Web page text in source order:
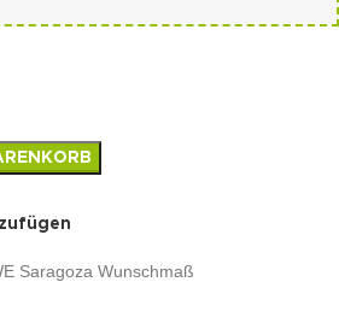
Saragoza Wunschmaß